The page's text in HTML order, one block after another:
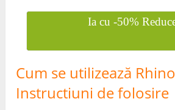
Ia cu -50%
Cum se utilizează
Instructiuni de folosire